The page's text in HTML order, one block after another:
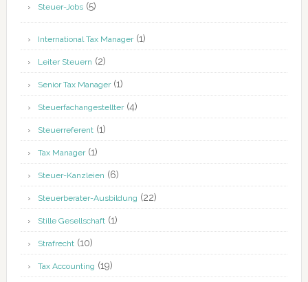
Steuer-Jobs(5)
International Tax Manager(1)
Leiter Steuern (2)
Senior Tax Manager(1)
Steuerfachangestellter(4)
Steuerreferent(1)
Tax Manager(1)
Steuer-Kanzleien (6)
Steuerberater-Ausbildung (22)
Stille Gesellschaft(1)
Strafrecht(10)
Tax Accounting (19)